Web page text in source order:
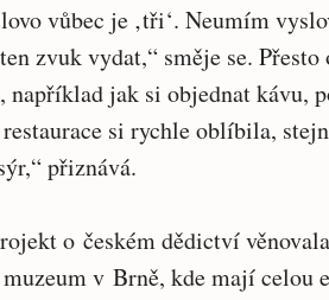
vůbec je ‚tři‘. Neumím
zvuk vydat,“ směje se.
jak si objednat kávu,
si rychle oblíbila,
přiznává.
o českém dědictví
v Brně, kde mají celou